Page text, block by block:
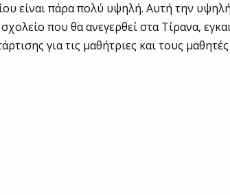
είναι πάρα πολύ υψηλή. Αυτή την
που θα ανεγερθεί στα Τίρανα,
για τις μαθήτριες και τους